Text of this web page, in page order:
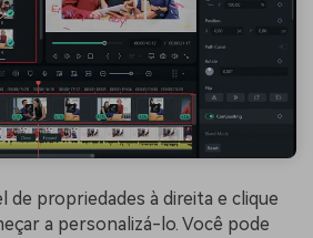
de propriedades à direita e clique
a personalizá-lo. Você pode